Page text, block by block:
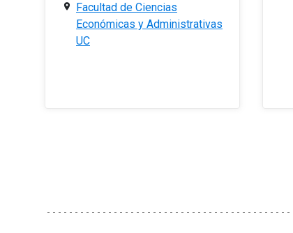
Facultad de Ciencias
Económicas y Administrativas
UC